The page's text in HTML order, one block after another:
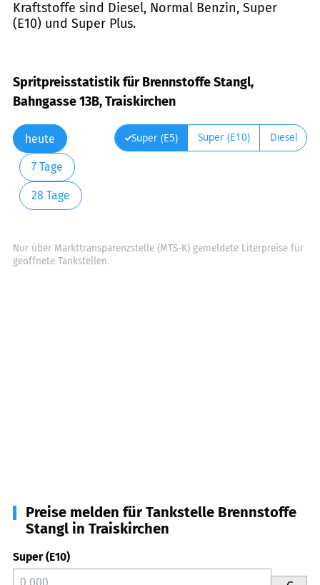
Kraftstoffe sind Diesel, Normal Benzin, Super
(E10) und Super Plus.
Spritpreisstatistik für Brennstoffe Stangl,
Bahngasse 13B, Traiskirchen
heute
7 Tage
28 Tage
Super (E5) Super (E10) Diesel
Nur über Markttransparenzstelle (MTS-K) gemeldete Literpreise für
geöffnete Tankstellen.
Preise melden für Tankstelle Brennstoffe
Stangl in Traiskirchen
Super (E10)